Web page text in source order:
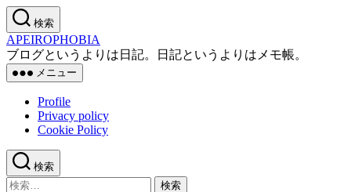
コ
ン
テ
ン
ツ
プ
検索
APEIROPHOBIA
ブログというよりは日記。日記というよりはメモ帳。
メニュー
Profile
Privacy policy
Cookie Policy
検索
検